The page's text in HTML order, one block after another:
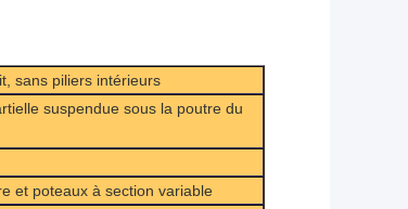
sans piliers intérieurs
suspendue sous la poutre du
et poteaux à section variable